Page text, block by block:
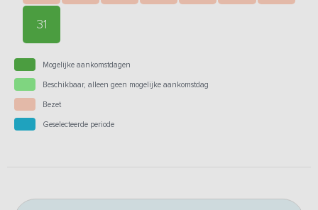
31
Mogelijke aankomstdagen
Beschikbaar, alleen geen mogelijke aankomstdag
Bezet
Geselecteerde periode